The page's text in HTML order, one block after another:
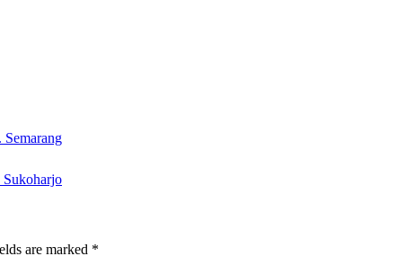
Semarang
Sukoharjo
are marked *